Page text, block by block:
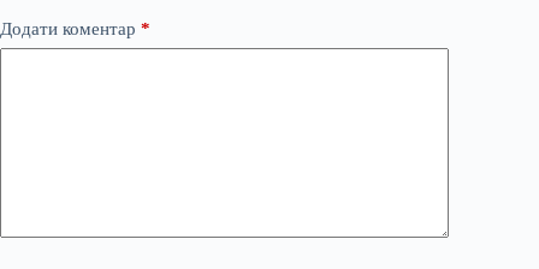
Додати коментар *